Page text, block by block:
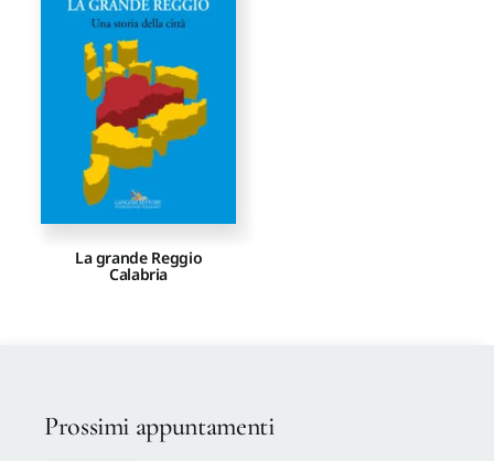
Proposte di pubblicazione
Gangemi Editore
Newsletter
La grande Reggio
Calabria
Prossimi appuntamenti